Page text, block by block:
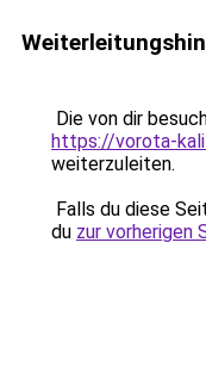
Die von dir
https://vorota-
weiterzuleiten.
Falls du diese
du zur vorherigen